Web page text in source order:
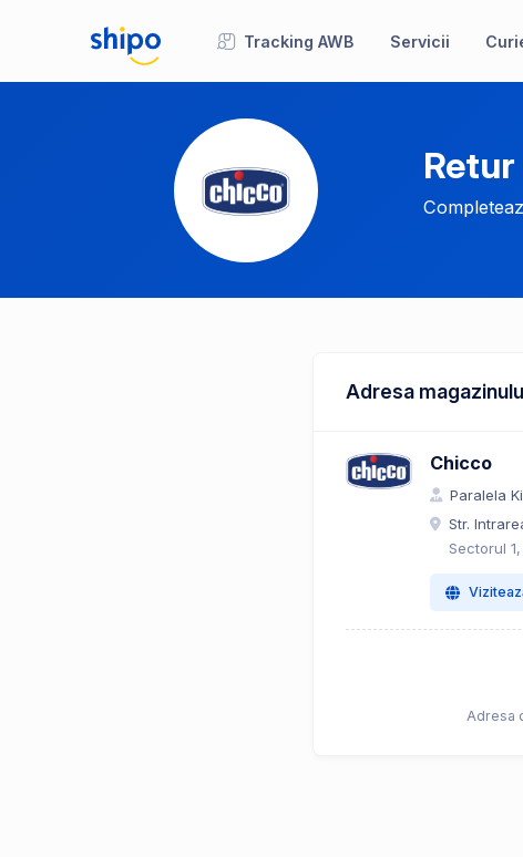
Tracking AWB Servicii
Adresa
Chicco
Paralela
Str.
Sectorul
Adresa